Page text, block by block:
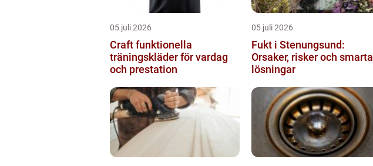
05 juli 2026
Craft funktionella
träningskläder för vardag
och prestation
05 juli 2026
Fukt i Stenungsund:
Orsaker, risker och smarta
lösningar